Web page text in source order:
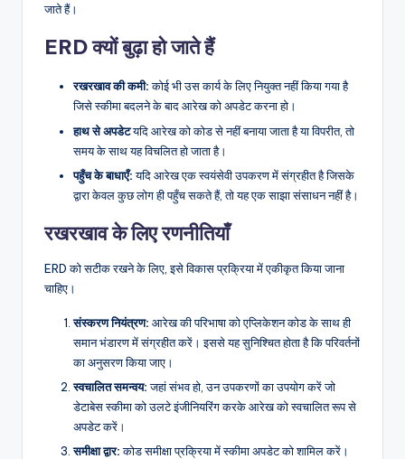
जाते हैं।
ERD क्यों बुढ़ा हो जाते हैं
रखरखाव की कमी:कोई भी उस कार्य के लिए नियुक्त नहीं किया गया है
जिसे स्कीमा बदलने के बाद आरेख को अपडेट करना हो।
हाथ से अपडेटयदि आरेख को कोड से नहीं बनाया जाता है या विपरीत, तो
समय के साथ यह विचलित हो जाता है।
पहुँच के बाधाएँ:यदि आरेख एक स्वयंसेवी उपकरण में संग्रहीत है जिसके
द्वारा केवल कुछ लोग ही पहुँच सकते हैं, तो यह एक साझा संसाधन नहीं है।
रखरखाव के लिए रणनीतियाँ
ERD को सटीक रखने के लिए, इसे विकास प्रक्रिया में एकीकृत किया जाना
चाहिए।
संस्करण नियंत्रण: आरेख की परिभाषा को एप्लिकेशन कोड के साथ ही
समान भंडारण में संग्रहीत करें। इससे यह सुनिश्चित होता है कि परिवर्तनों
का अनुसरण किया जाए।
स्वचालित समन्वय:जहां संभव हो, उन उपकरणों का उपयोग करें जो
डेटाबेस स्कीमा को उलटे इंजीनियरिंग करके आरेख को स्वचालित रूप से
अपडेट करें।
समीक्षा द्वार:कोड समीक्षा प्रक्रिया में स्कीमा अपडेट को शामिल करें।